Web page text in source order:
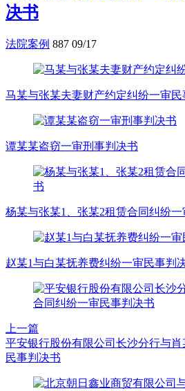
决书
法院案例 887 09/17
马某与张某夫妻财产约定纠纷一审民
谭某某盗窃一审刑事判决书
杨某与张某1、张某2租赁合同纠纷
赵某1与白某抚养费纠纷一审民事判
上一篇
平安银行股份有限公司长沙分行与
民事判决书